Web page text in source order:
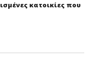
κατοικίες που